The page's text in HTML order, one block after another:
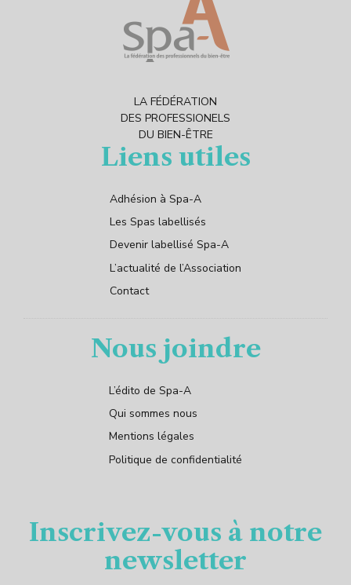
LA FÉDÉRATION
DES PROFESSIONELS
DU BIEN-ÊTRE
Liens utiles
Adhésion à Spa-A
Les Spas labellisés
Devenir labellisé Spa-A
L’actualité de l’Association
Contact
Nous joindre
L’édito de Spa-A
Qui sommes nous
Mentions légales
Politique de confidentialité
Inscrivez-vous à notre
newsletter